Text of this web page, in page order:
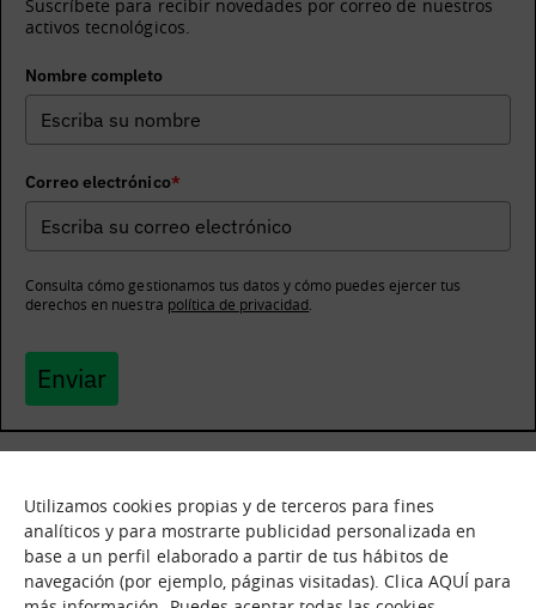
Utilizamos cookies propias y de terceros para fines
analíticos y para mostrarte publicidad personalizada en
base a un perfil elaborado a partir de tus hábitos de
navegación (por ejemplo, páginas visitadas). Clica AQUÍ para
Suscríbete para recibir novedades por correo de nuestros
activos tecnológicos.
Nombre completo
Correo electrónico*
Consulta cómo gestionamos tus datos y cómo puedes ejercer tus
derechos en nuestra política de privacidad
Enviar
Qué es
Nodos
Nuestra oferta
Catálogo de activos
Jornadas de inmersión
Experiencias